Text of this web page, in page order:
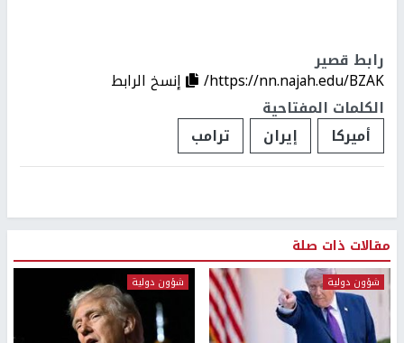
رابط قصير
https://nn.najah.edu/BZAK/
إنسخ الرابط
الكلمات المفتاحية
أميركا
إيران ترامب
مقالات ذات صلة
شؤون دولية شؤون دولية